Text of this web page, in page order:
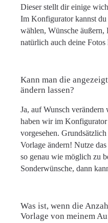
Dieser stellt dir einige
Im Konfigurator kannst
wählen, Wünsche
natürlich auch deine Fotos
Kann man die
ändern lassen?
Ja, auf Wunsch
haben wir im
vorgesehen.
Vorlage ändern! Nutze
so genau wie möglich zu
Sonderwünsche, dann
Was ist, wenn die
Vorlage von meinem